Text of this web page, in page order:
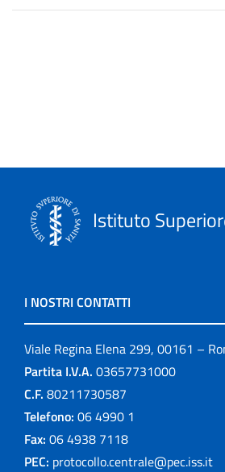
Istituto
I NOSTRI CONTATTI
Viale Regina Elena 299, 00161 –
Partita I.V.A. 03657731000
C.F. 80211730587
Telefono: 06 4990 1
Fax: 06 4938 7118
PEC: protocollo.centrale@pec.iss.it